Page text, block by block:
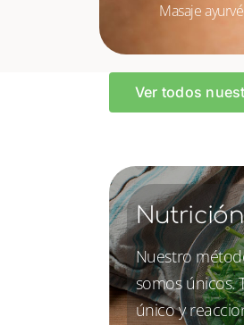
Masaje
Ver todos
Nutrición
Nuestro
somos únicos.
único y